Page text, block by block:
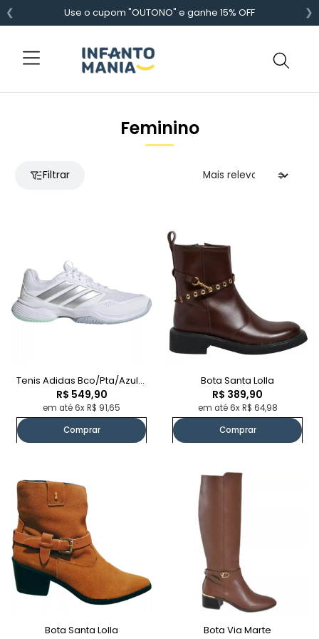
Use o cupom "OUTONO" e ganhe 15% OFF
❮ ❯
Feminino
Filtrar
Tenis Adidas Bco/pta/azul/verde
R$ 549,90
em até 6x R$ 91,65
Comprar
Bota Santa Lolla
R$ 389,90
em até 6x R$ 64,98
Comprar
Bota Santa Lolla Bota Via Marte